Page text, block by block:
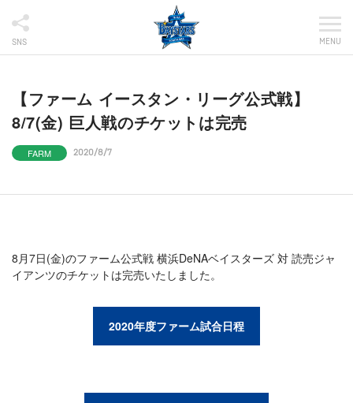
SNS MENU
【ファーム イースタン・リーグ公式戦】
8/7(金) 巨人戦のチケットは完売
FARM 2020/8/7
8月7日(金)のファーム公式戦 横浜DeNAベイスターズ 対 読売ジャ
イアンツのチケットは完売いたしました。
2020年度ファーム試合日程